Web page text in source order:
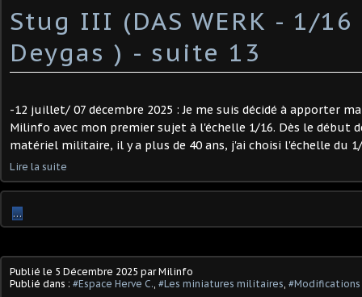
Stug III (DAS WERK - 1/
Deygas ) - suite 13
-12 juillet/ 07 décembre 2025 : Je me suis décidé à apporter
Milinfo avec mon premier sujet à l'échelle 1/16. Dès le début
matériel militaire, il y a plus de 40 ans, j'ai choisi l'échelle du 1/
Lire la suite
…
Publié le 5 Décembre 2025 par Milinfo
Publié dans : #Espace Herve C., #Les miniatures militaires,